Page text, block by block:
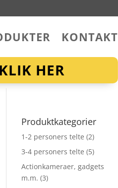
KONTAKT
HER
Produktkategorier
1-2 personers telte (2)
3-4 personers telte (5)
Actionkameraer, gadgets
m.m. (3)